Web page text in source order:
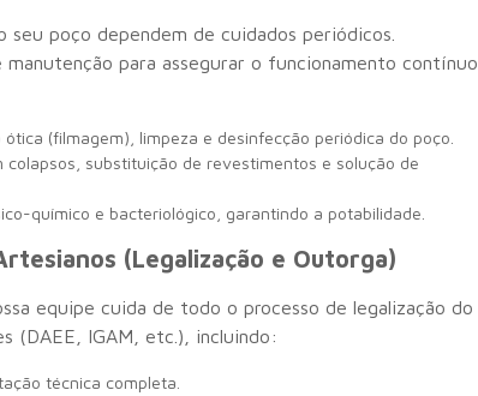
seu poço dependem de cuidados periódicos.
para assegurar o funcionamento contínuo
ótica (filmagem), limpeza e desinfecção periódica do poço.
colapsos, substituição de revestimentos e solução de
químico e bacteriológico, garantindo a potabilidade.
(Legalização e Outorga)
equipe cuida de todo o processo de legalização do
(DAEE, IGAM, etc.), incluindo:
técnica completa.